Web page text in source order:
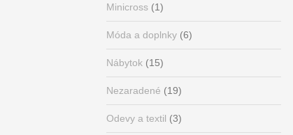
Minicross (1)
Móda a doplnky (6)
Nábytok (15)
Nezaradené (19)
Odevy a textil (3)